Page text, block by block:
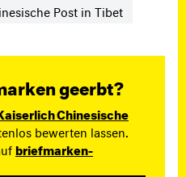
Post in Tibet
geerbt?
Chinesische
bewerten lassen.
briefmarken-